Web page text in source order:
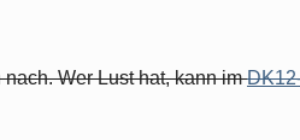
Wer Lust hat, kann im